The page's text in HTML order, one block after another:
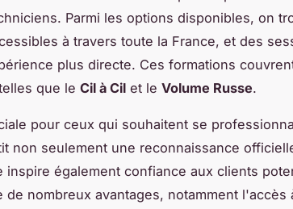
Parmi les options disponibles, on
à travers toute la France, et des
plus directe. Ces formations
que le Cil à Cil et le Volume Russe.
pour ceux qui souhaitent se
non seulement une reconnaissance
inspire également confiance aux clients
nombreux avantages, notamment l'accès